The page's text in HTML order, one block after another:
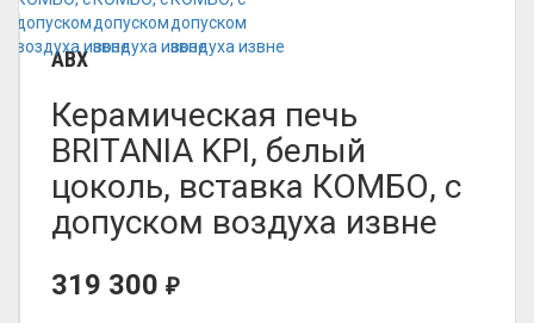
ABX
Керамическая печь
BRITANIA KPI, белый
цоколь, вставка КОМБО, с
допуском воздуха извне
319 300 ₽